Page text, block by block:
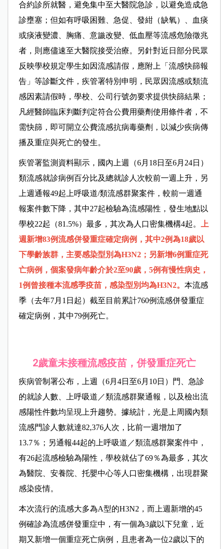
合約診所就醫，避免集中至大醫院急診，以避免造成急
診壅塞；但如有呼吸困難、急促、發紺（缺氧）、血痰
或痰液變濃、胸痛、意識改變、低血壓等流感危險徵兆
者，則應儘速至大醫院接受治療。另針對近日部分民眾
反映學校規定學生如因流感請假，應附上「流感快篩報
告」等診斷文件，疾管署特別申明，民眾因流感或類流
感因素請假時，學校、公司行號勿要求提供快篩結果；
凡經醫師臨床判斷判定符合公費用藥劑使用條件者，不
需快篩，即可開立公費流感抗病毒藥劑，以減少疾病傳
播及重症與死亡的發生。
疾管署監測資料顯示，國內上週（6月18日至6月24日）
類流感就診病例百分比及總就診人次較前一週上升，另
上週通報49起上呼吸道/類流感群聚案件，較前一週通
報案件數下降，其中27起檢驗為流感陽性，發生地點以
學校22起（81.5%）最多，其次為人口密集機構4起。
上
週新增83例流感併發重症確定病例，其中2例為18歲以
下學齡族群，主要感染型別為H3N2；另新增6例重症死
亡病例，個案發病年齡介於2至90歲，5例有慢性病史，
1例曾接種本流感季疫苗，感染型別均為H3N2。 本流感
季（去年7月1日起）截至目前累計760例流感併發重症
確定病例，其中79例死亡。
2歲童未接種流感疫苗，併發重症死亡
疾病管制署公布，上週（6月4日至6月10日）門、急診
的就診人數、上呼吸道／類流感群聚通報，以及檢出流
感陽性件數均呈現上升趨勢。據統計，光是上周國內類
流感門診人數就達82,376人次，比前一週增加了
13.7％；另通報44起的上呼吸道／類流感群聚案件中，
有26起流感檢驗為陽性，學校就佔了69％為最多，其次
為醫院、安養院、托嬰中心等人口密集機構，出現群聚
感染疫情。
本次流行的流感大多為A型的H3N2，而上週新增的45
例確診為流感併發重症中，有一個為3歲以下兒童，近
期又新增一個重症死亡病例，且患者為一位2歲以下的